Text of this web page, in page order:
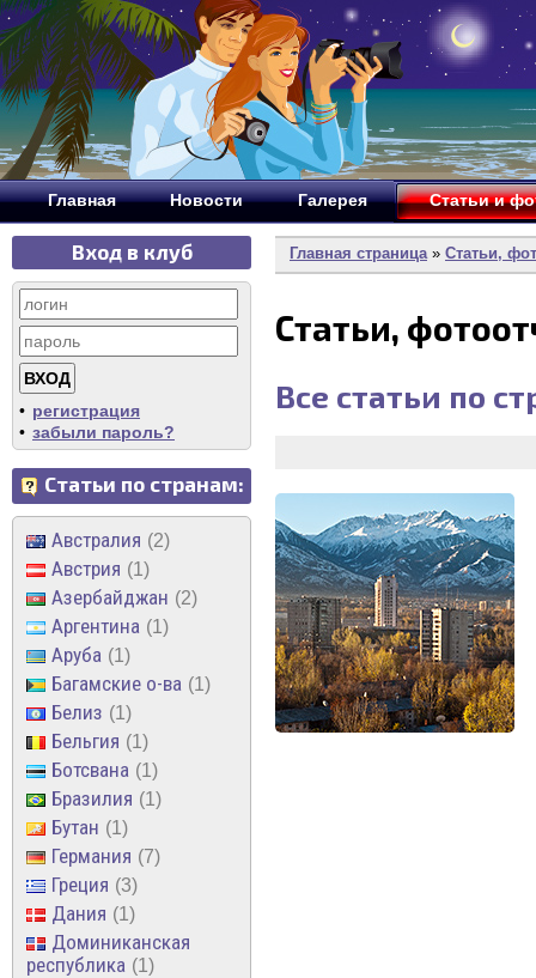
Главная Новости Галерея Статьи и
Вход в клуб
• регистрация
• забыли пароль?
Статьи по странам:
Австралия 2
Австрия 1
Азербайджан 2
Аргентина 1
Аруба 1
Багамские о-ва 1
Белиз 1
Бельгия 1
Ботсвана 1
Бразилия 1
Бутан 1
Германия 7
Греция 3
Дания 1
Доминиканская
республика
1
Главная страница» Статьи,
Статьи,
Все статьи по